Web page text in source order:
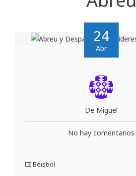
24
Abr
De Miguel
No hay comentarios
Béisbol